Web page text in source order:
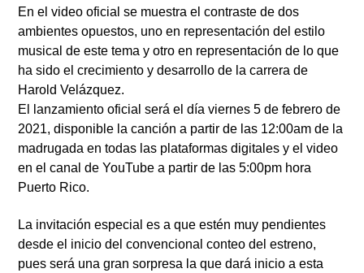
En el video oficial se muestra el contraste de dos
ambientes opuestos, uno en representación del estilo
musical de este tema y otro en representación de lo que
ha sido el crecimiento y desarrollo de la carrera de
Harold Velázquez.
El lanzamiento oficial será el día viernes 5 de febrero de
2021, disponible la canción a partir de las 12:00am de la
madrugada en todas las plataformas digitales y el video
en el canal de YouTube a partir de las 5:00pm hora
Puerto Rico.
La invitación especial es a que estén muy pendientes
desde el inicio del convencional conteo del estreno,
pues será una gran sorpresa la que dará inicio a esta